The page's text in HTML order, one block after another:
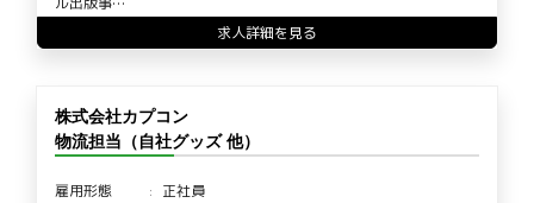
求人詳細を見る
株式会社カプコン
物流担当（自社グッズ 他）
雇用形態
正社員